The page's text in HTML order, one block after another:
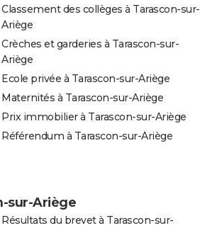
Classement des collèges à Tarascon-sur-
Ariège
Crèches et garderies à Tarascon-sur-
Ariège
Ecole privée à Tarascon-sur-Ariège
Maternités à Tarascon-sur-Ariège
Prix immobilier à Tarascon-sur-Ariège
Référendum à Tarascon-sur-Ariège
sur-Ariège
Résultats du brevet à Tarascon-sur-